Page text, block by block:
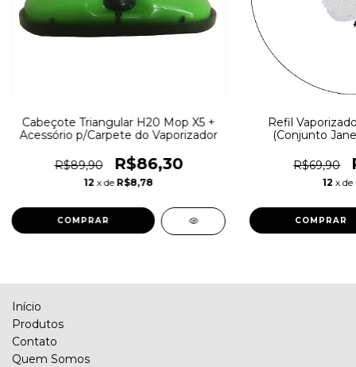
Cabeçote Triangular H20 Mop X5 +
Acessório p/Carpete do Vaporizador
R$89,90 R$86,30
12 x de R$8,78
Refil
(Conjunto
R$69,90
12 x de
Início
Produtos
Contato
Quem Somos